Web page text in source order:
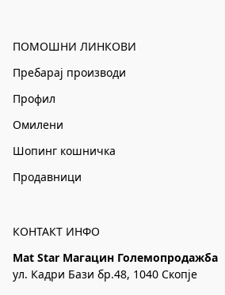
ПОМОШНИ ЛИНКОВИ
Пребарај производи
Профил
Омилени
Шопинг кошничка
Продавници
КОНТАКТ ИНФО
Mat Star Магацин Големопродажба
ул. Кадри Бази бр.48, 1040 Скопје